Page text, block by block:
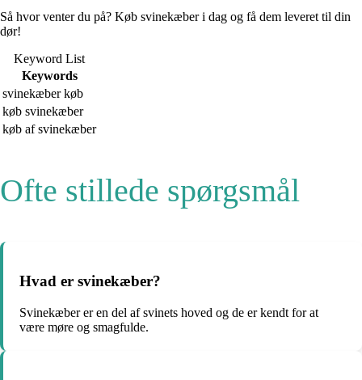
Så hvor venter du på? Køb svinekæber i dag og få dem leveret til din
dør!
Keyword List
Keywords
svinekæber køb
køb svinekæber
køb af svinekæber
Ofte stillede spørgsmål
Hvad er svinekæber?
Svinekæber er en del af svinets hoved og de er kendt for at
være møre og smagfulde.